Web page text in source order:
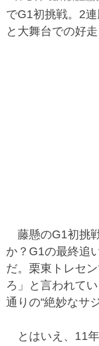
でG1初挑戦。2
と大舞台での好走
藤懸のG1初挑
か？G1の最終追
だ。栗東トレセ
ろ」と言われて
通りの“絶妙なサ
とはいえ、11